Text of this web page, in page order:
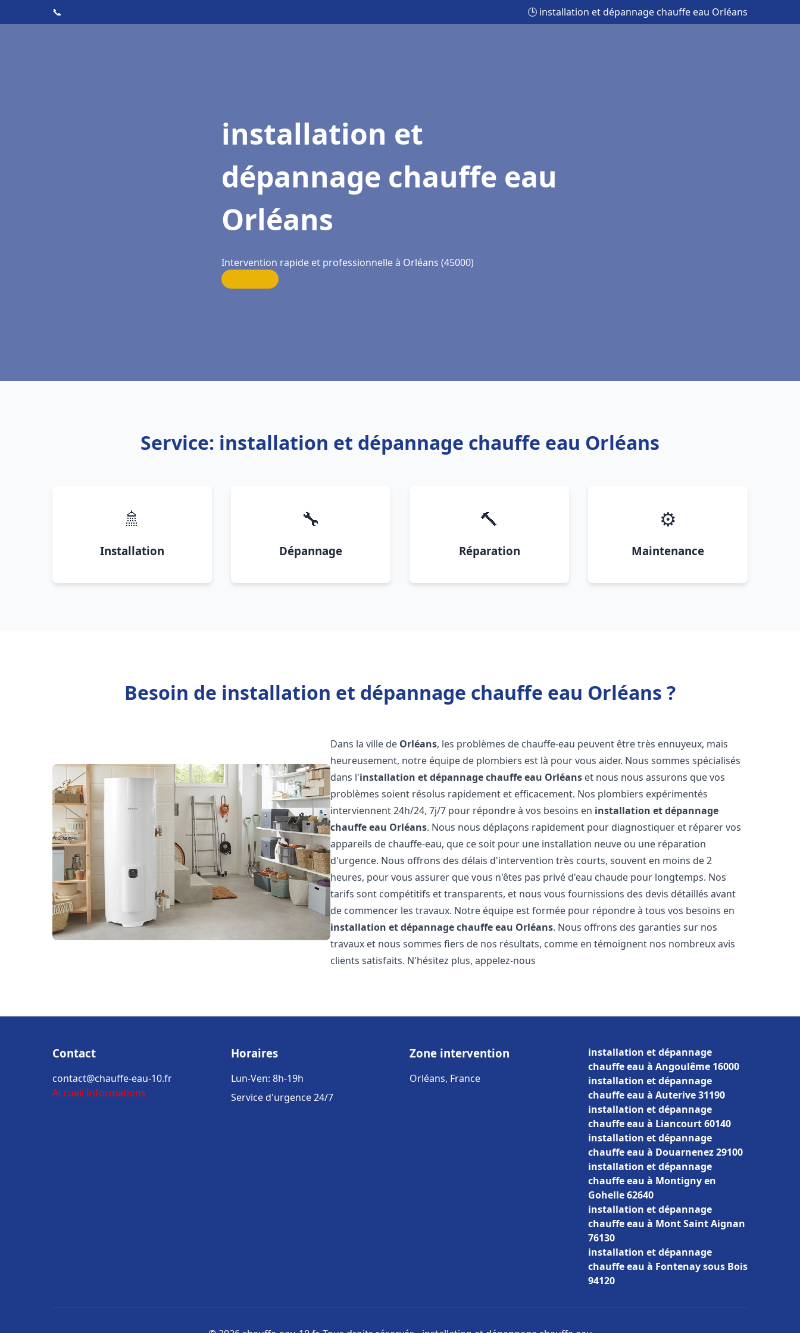
📞 🕒 installation et dépannage chauffe eau Orléans
installation et
dépannage chauffe eau
Orléans
Intervention rapide et professionnelle à Orléans (45000)
Service: installation et dépannage chauffe eau Orléans
🚿
Installation
🔧
Dépannage
🔨
Réparation
⚙️
Maintenance
Besoin de installation et dépannage chauffe eau Orléans ?
Dans la ville de Orléans, les problèmes de chauffe-eau peuvent être très ennuyeux, mais
heureusement, notre équipe de plombiers est là pour vous aider. Nous sommes spécialisés
dans l'installation et dépannage chauffe eau Orléans et nous nous assurons que vos
problèmes soient résolus rapidement et efficacement. Nos plombiers expérimentés
interviennent 24h/24, 7j/7 pour répondre à vos besoins en installation et dépannage
chauffe eau Orléans. Nous nous déplaçons rapidement pour diagnostiquer et réparer vos
appareils de chauffe-eau, que ce soit pour une installation neuve ou une réparation
d'urgence. Nous offrons des délais d'intervention très courts, souvent en moins de 2
heures, pour vous assurer que vous n'êtes pas privé d'eau chaude pour longtemps. Nos
tarifs sont compétitifs et transparents, et nous vous fournissions des devis détaillés avant
de commencer les travaux. Notre équipe est formée pour répondre à tous vos besoins en
installation et dépannage chauffe eau Orléans. Nous offrons des garanties sur nos
travaux et nous sommes fiers de nos résultats, comme en témoignent nos nombreux avis
clients satisfaits. N'hésitez plus, appelez-nous
Contact
contact@chauffe-eau-10.fr
Accueil Informations
Horaires
Lun-Ven: 8h-19h
Service d'urgence 24/7
Zone intervention
Orléans, France
installation et dépannage
chauffe eau à Angoulême 16000
installation et dépannage
chauffe eau à Auterive 31190
installation et dépannage
chauffe eau à Liancourt 60140
installation et dépannage
chauffe eau à Douarnenez 29100
installation et dépannage
chauffe eau à Montigny en
Gohelle 62640
installation et dépannage
chauffe eau à Mont Saint Aignan
76130
installation et dépannage
chauffe eau à Fontenay sous Bois
94120